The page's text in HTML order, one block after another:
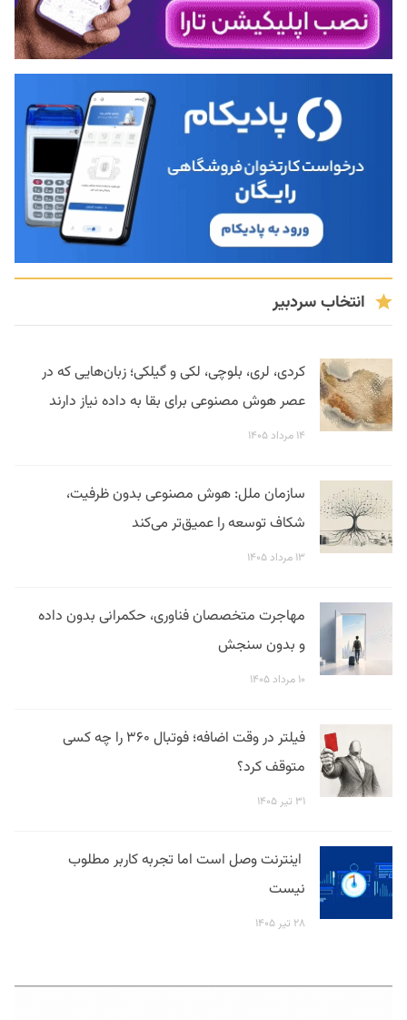
انتخاب سردبیر
کردی، لری، بلوچی، لکی و گیلکی؛ زبان‌هایی که در
عصر هوش مصنوعی برای بقا به داده نیاز دارند
۱۴ مرداد ۱۴۰۵
سازمان ملل: هوش مصنوعی بدون ظرفیت،
شکاف توسعه را عمیق‌تر می‌کند
۱۳ مرداد ۱۴۰۵
مهاجرت متخصصان فناوری، حکمرانی بدون داده
و بدون سنجش
۱۰ مرداد ۱۴۰۵
فیلتر در وقت اضافه؛ فوتبال ۳۶۰ را چه کسی
متوقف کرد؟
۳۱ تیر ۱۴۰۵
اینترنت وصل است اما تجربه کاربر مطلوب
نیست
۲۸ تیر ۱۴۰۵